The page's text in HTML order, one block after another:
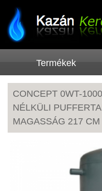
Termékek
CONCEPT 0WT-
NÉLKÜLI
MAGASSÁG 217 CM